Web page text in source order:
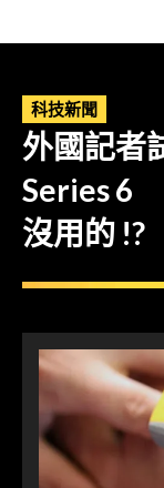
科技新聞
外國記者
Series 6
沒用的 !?